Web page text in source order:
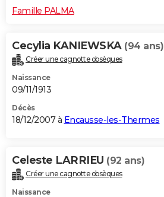
Famille PALMA
Cecylia KANIEWSKA (94 ans)
Créer une cagnotte obsèques
Naissance
09/11/1913
Décès
18/12/2007 à Encausse-les-Thermes
Celeste LARRIEU (92 ans)
Créer une cagnotte obsèques
Naissance